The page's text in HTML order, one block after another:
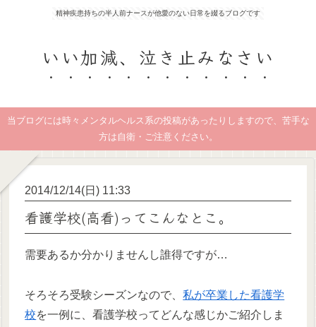
精神疾患持ちの半人前ナースが他愛のない日常を綴るブログです
いい加減、泣き止みなさい
当ブログには時々メンタルヘルス系の投稿があったりしますので、苦手な
方は自衛・ご注意ください。
2014/12/14(日) 11:33
看護学校(高看)ってこんなとこ。
需要あるか分かりませんし誰得ですが…
そろそろ受験シーズンなので、私が卒業した看護学
校を一例に、看護学校ってどんな感じかご紹介しま